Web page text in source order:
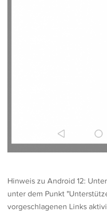
Hinweis zu Android 12:
unter dem Punkt
vorgeschlagenen Links